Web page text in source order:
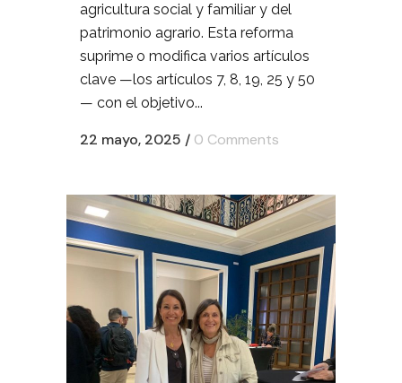
agricultura social y familiar y del
patrimonio agrario. Esta reforma
suprime o modifica varios artículos
clave —los artículos 7, 8, 19, 25 y 50
— con el objetivo...
22 mayo, 2025 / 0 Comments